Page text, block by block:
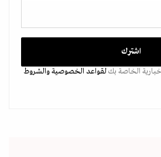
الخاصة بكلقواعد الخصوصيةوالشروط